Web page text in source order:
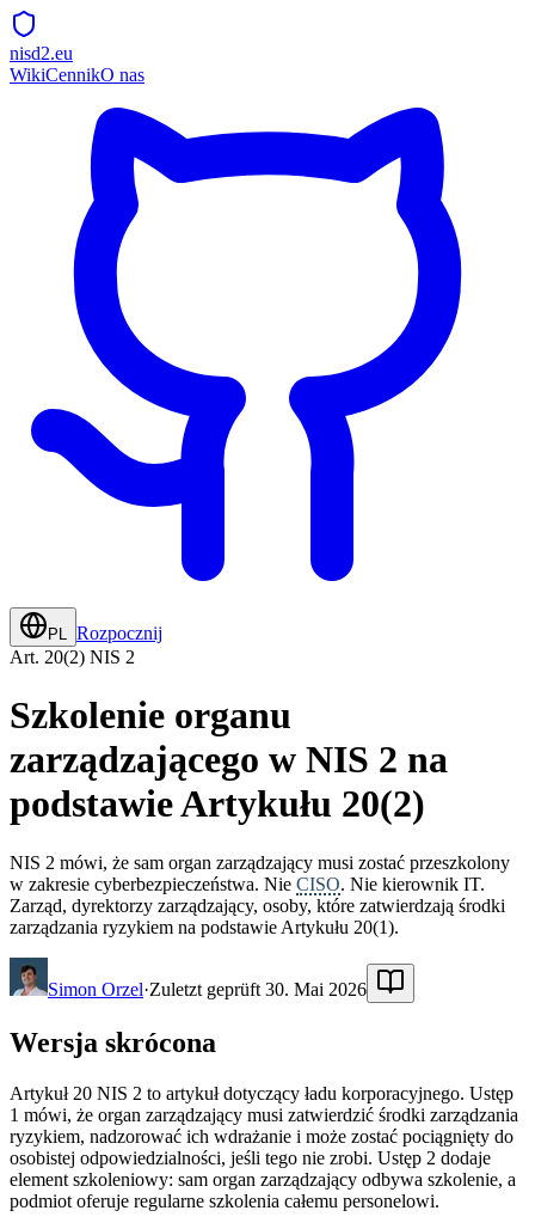
nisd2.eu
WikiCennikO nas
PL Rozpocznij
Art. 20(2) NIS 2
Szkolenie organu
zarządzającego w NIS 2 na
podstawie Artykułu 20(2)
NIS 2 mówi, że sam organ zarządzający musi zostać przeszkolony
w zakresie cyberbezpieczeństwa. Nie CISO. Nie kierownik IT.
Zarząd, dyrektorzy zarządzający, osoby, które zatwierdzają środki
zarządzania ryzykiem na podstawie Artykułu 20(1).
Simon Orzel·Zuletzt geprüft 30. Mai 2026
Wersja skrócona
Artykuł 20 NIS 2 to artykuł dotyczący ładu korporacyjnego. Ustęp
1 mówi, że organ zarządzający musi zatwierdzić środki zarządzania
ryzykiem, nadzorować ich wdrażanie i może zostać pociągnięty do
osobistej odpowiedzialności, jeśli tego nie zrobi. Ustęp 2 dodaje
element szkoleniowy: sam organ zarządzający odbywa szkolenie, a
podmiot oferuje regularne szkolenia całemu personelowi.